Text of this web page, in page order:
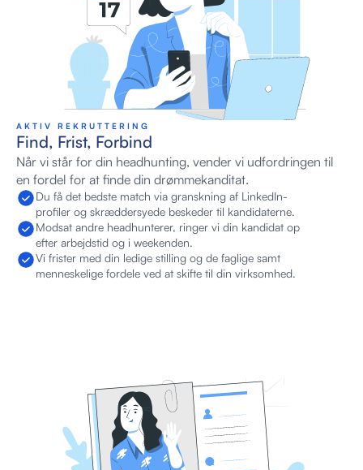
AKTIV REKRUTTERING
Find, Frist, Forbind
Når vi står for din headhunting, vender vi udfordringen til
en fordel for at finde din drømmekanditat.
Du få det bedste match via granskning af LinkedIn-
profiler og skræddersyede beskeder til kandidaterne.
Modsat andre headhunterer, ringer vi din kandidat op
efter arbejdstid og i weekenden.
Vi frister med din ledige stilling og de faglige samt
menneskelige fordele ved at skifte til din virksomhed.